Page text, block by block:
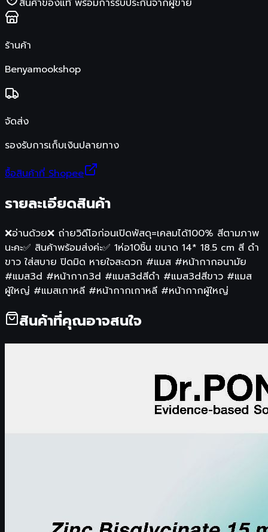
สินค้าของแท้ พร้อมการรับประกันจากผู้ขาย
ร้านค้า
Benyamookshop
จัดส่ง
รองรับการเก็บเงินปลายทาง
ซื้อสินค้าที่ Shopee
รายละเอียดสินค้า
❌อ่านด้วย❌ ถ่ายวิดีโอก่อนเปิดพัสดุ=เคลมได้100% สีตามภาพ
นะคะ✅ สินค้าพร้อมส่งค่ะ✅ 1ห่อ10ชิ้น ขนาด 14* 18.5 cm สี ดำ
ขาว ใส่สบาย ปิดมิด หายใจสะดวก #แมส #หน้ากากอนามัย
#แมส3d #หน้ากาก3d #แมส3dสีดำ #แมส3dสีขาว #แมส
ผู้ใหญ่ #แมสเกาหลี #หน้ากากเกาหลี #หน้ากากผู้ใหญ่
สินค้าที่คุณอาจสนใจ